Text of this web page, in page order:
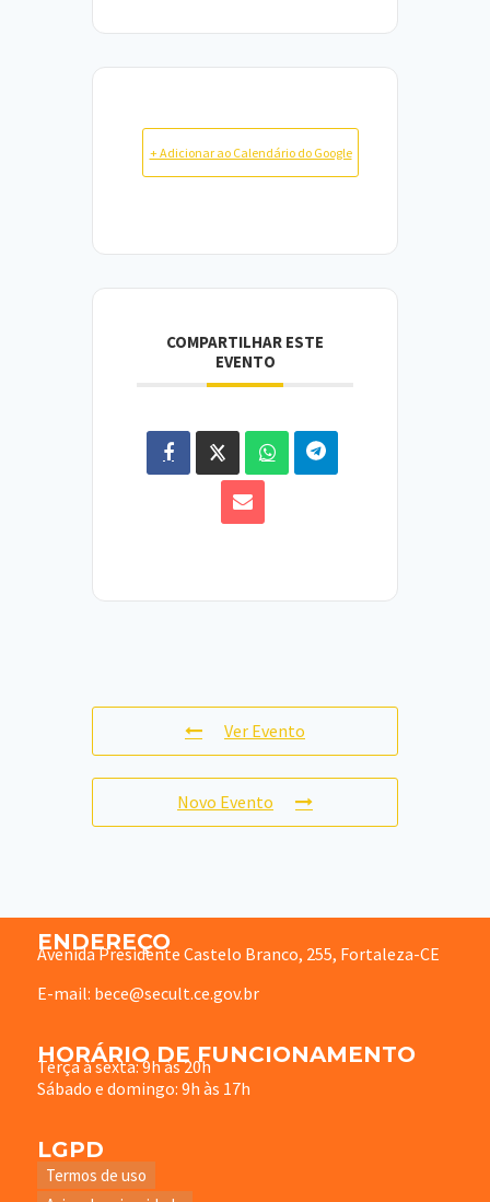
+ Adicionar ao Calendário do Google
COMPARTILHAR ESTE
EVENTO
Ver Evento
Novo Evento
ENDEREÇO
Avenida Presidente Castelo Branco, 255, Fortaleza-CE
E-mail: bece@secult.ce.gov.br
HORÁRIO DE FUNCIONAMENTO
Terça à sexta: 9h às 20h
Sábado e domingo: 9h às 17h
LGPD
Termos de uso